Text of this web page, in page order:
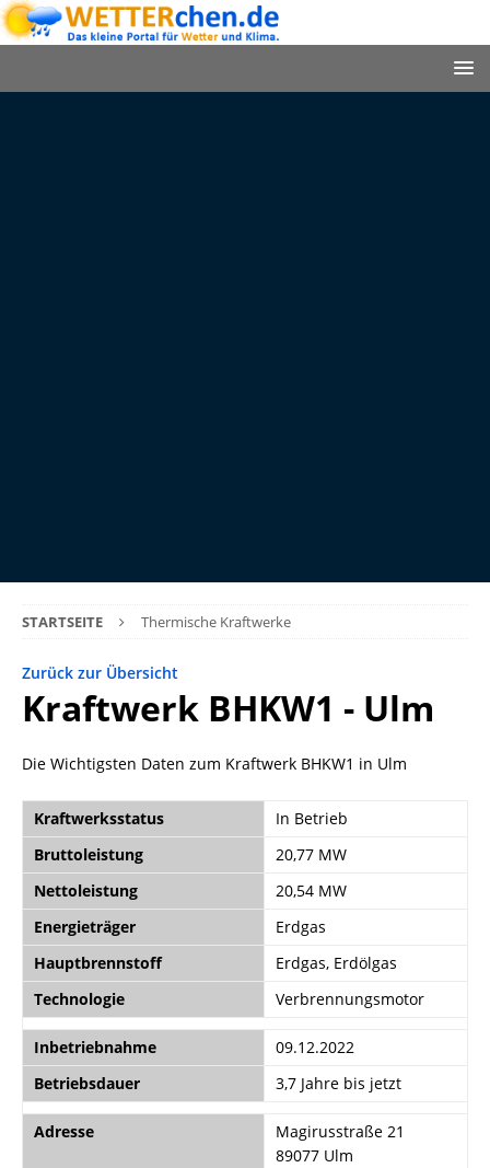
STARTSEITE Thermische Kraftwerke
Zurück zur Übersicht
Kraftwerk BHKW1 - Ulm
Die Wichtigsten Daten zum Kraftwerk BHKW1 in Ulm
Kraftwerksstatus
In Betrieb
Bruttoleistung
20,77 MW
Nettoleistung
20,54 MW
Energieträger
Erdgas
Hauptbrennstoff
Erdgas, Erdölgas
Technologie
Verbrennungsmotor
Inbetriebnahme
09.12.2022
Betriebsdauer
3,7 Jahre bis jetzt
Adresse
Magirusstraße 21
89077 Ulm